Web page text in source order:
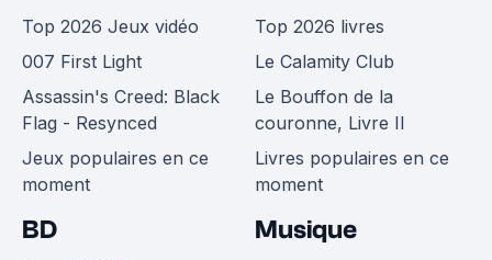
Top 2026 Jeux vidéo
007 First Light
Assassin's Creed: Black
Flag - Resynced
Jeux populaires en ce
moment
Top 2026 livres
Le Calamity Club
Le Bouffon de la
couronne, Livre II
Livres populaires en ce
moment
BD Musique